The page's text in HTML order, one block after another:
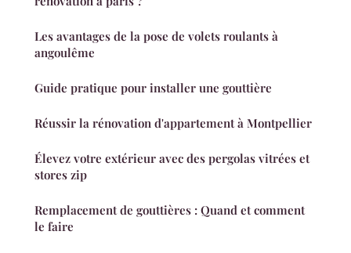
Les avantages de la pose de volets roulants à
angoulême
Guide pratique pour installer une gouttière
Réussir la rénovation d'appartement à Montpellier
Élevez votre extérieur avec des pergolas vitrées et
stores zip
Remplacement de gouttières : Quand et comment
le faire